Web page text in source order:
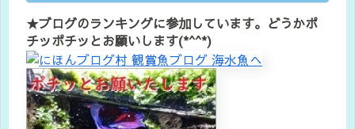
★ブログのランキングに参加しています。どうかポ
チッポチッとお願いします(*^^*)